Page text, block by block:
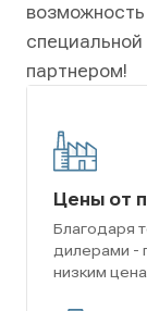
специальной
партнером!
Цены от
Благодаря
дилерами -
низким